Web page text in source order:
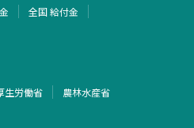
全国 給付金
生労働省 農林水産省